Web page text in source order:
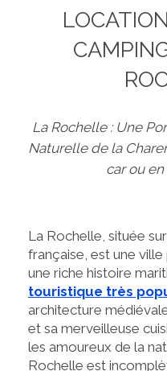
La Rochelle : Une
Naturelle de la
car ou
La Rochelle, située
française, est une
une riche histoire
touristique très
architecture
et sa merveilleuse
les amoureux de la
Rochelle est